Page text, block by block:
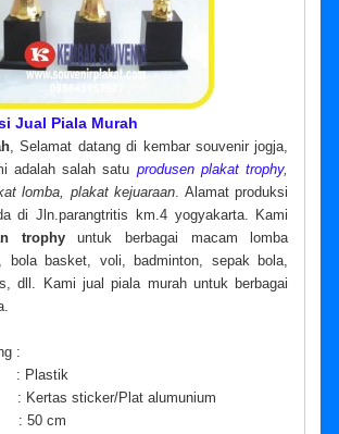
Jual Piala Murah
, Selamat datang di kembar souvenir jogja,
adalah salah satu produsen plakat trophy,
lomba, plakat kejuaraan. Alamat produksi
di Jln.parangtritis km.4 yogyakarta. Kami
trophyuntuk berbagai macam lomba
bola basket, voli, badminton, sepak bola,
dll. Kami jual piala murah untuk berbagai
:
sticker/Plat alumunium
cm